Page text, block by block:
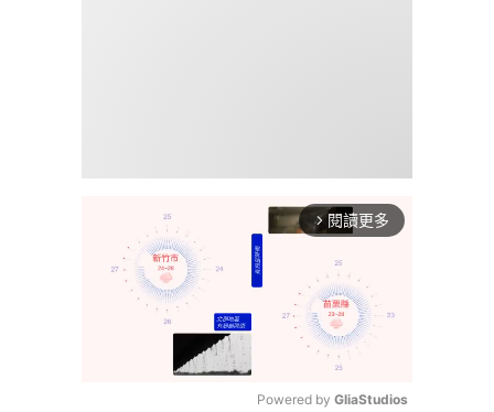
arrow_forward_ios 閱讀更多
Powered by GliaStudios